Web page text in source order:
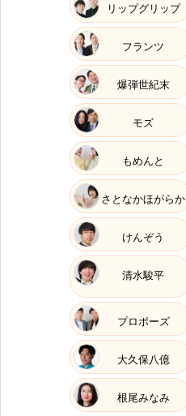
リップグリップ
フランツ
爆弾世紀末
モズ
もめんと
さとなかほがらか
けんぞう
清水駿平
プロポーズ
大久保八億
根尾みなみ